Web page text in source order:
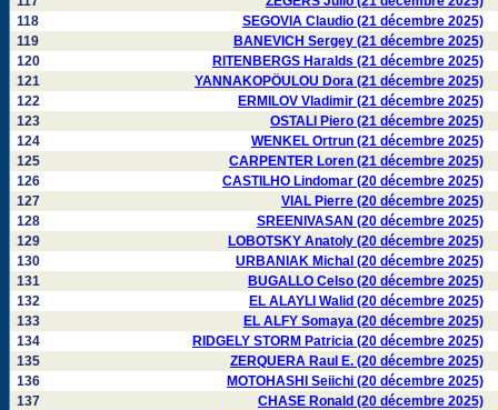
118
SEGOVIA Claudio (21 décembre 2025)
119
BANEVICH Sergey (21 décembre 2025)
120
RITENBERGS Haralds (21 décembre 2025)
121
YANNAKOPÖULOU Dora (21 décembre 2025)
122
ERMILOV Vladimir (21 décembre 2025)
123
OSTALI Piero (21 décembre 2025)
124
WENKEL Ortrun (21 décembre 2025)
125
CARPENTER Loren (21 décembre 2025)
126
CASTILHO Lindomar (20 décembre 2025)
127
VIAL Pierre (20 décembre 2025)
128
SREENIVASAN (20 décembre 2025)
129
LOBOTSKY Anatoly (20 décembre 2025)
130
URBANIAK Michal (20 décembre 2025)
131
BUGALLO Celso (20 décembre 2025)
132
EL ALAYLI Walid (20 décembre 2025)
133
EL ALFY Somaya (20 décembre 2025)
134
RIDGELY STORM Patricia (20 décembre 2025)
135
ZERQUERA Raul E. (20 décembre 2025)
136
MOTOHASHI Seiichi (20 décembre 2025)
137
CHASE Ronald (20 décembre 2025)